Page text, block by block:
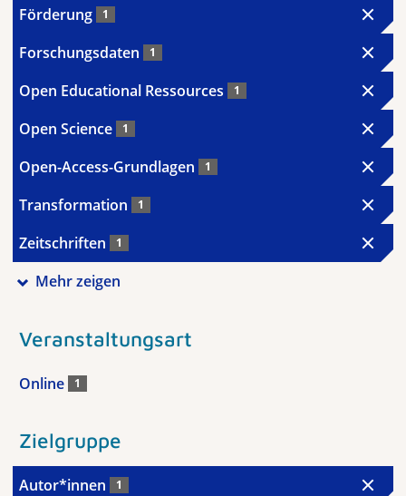
Förderung 1
Forschungsdaten 1
Open Educational Ressources 1
Open Science 1
Open-Access-Grundlagen 1
Transformation 1
Zeitschriften 1
Mehr zeigen
Veranstaltungsart
Online 1
Zielgruppe
Autor*innen 1